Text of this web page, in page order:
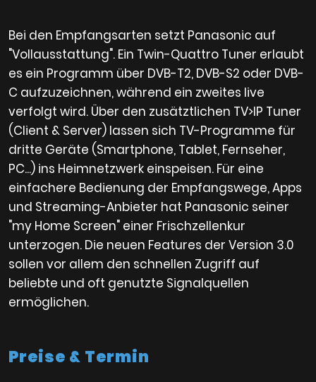
Bei den Empfangsarten setzt Panasonic auf
"Vollausstattung". Ein Twin-Quattro Tuner erlaubt
es ein Programm über DVB-T2, DVB-S2 oder DVB-
C aufzuzeichnen, während ein zweites live
verfolgt wird. Über den zusätztlichen TV>IP Tuner
(Client & Server) lassen sich TV-Programme für
dritte Geräte (Smartphone, Tablet, Fernseher,
PC...) ins Heimnetzwerk einspeisen. Für eine
einfachere Bedienung der Empfangswege, Apps
und Streaming-Anbieter hat Panasonic seiner
"my Home Screen" einer Frischzellenkur
unterzogen. Die neuen Features der Version 3.0
sollen vor allem den schnellen Zugriff auf
beliebte und oft genutzte Signalquellen
ermöglichen.
Preise & Termin